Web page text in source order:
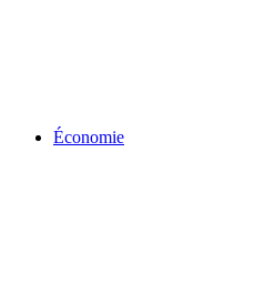
Économie